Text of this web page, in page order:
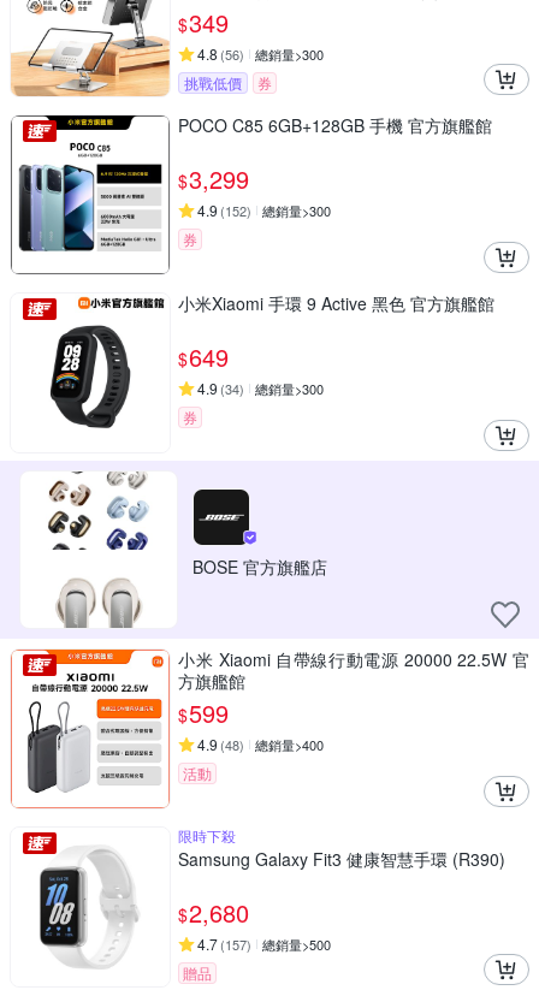
$349
4.8 (56) 總銷量>300
挑戰低價 券
POCO C85 6GB+128GB 手機 官方旗艦館
$3,299
4.9 (152) 總銷量>300
券
小米Xiaomi 手環 9 Active 黑色 官方旗艦館
$649
4.9 (34) 總銷量>300
券
BOSE 官方旗艦店
小米 Xiaomi 自帶線行動電源 20000 22.5W 官
方旗艦館
$599
4.9 (48) 總銷量>400
活動
限時下殺
Samsung Galaxy Fit3 健康智慧手環 (R390)
$2,680
4.7(157) 總銷量>500
贈品